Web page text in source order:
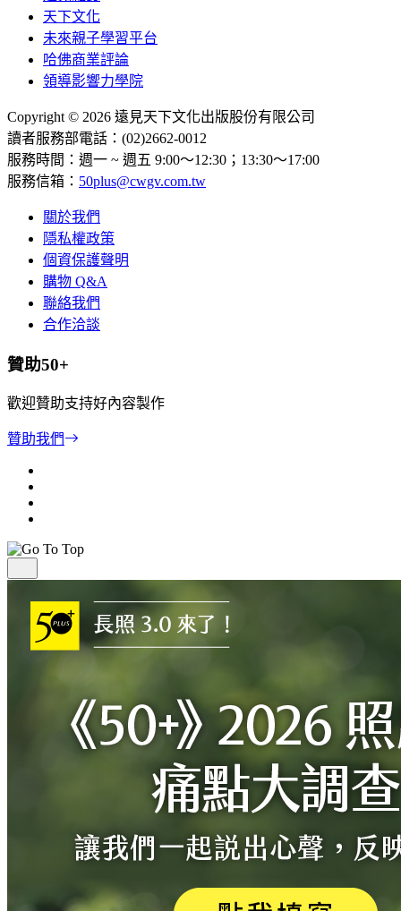
天下文化
未來親子學習平台
哈佛商業評論
領導影響力學院
Copyright © 2026 遠見天下文化出版股份有限公司
讀者服務部電話：(02)2662-0012
服務時間：週一 ~ 週五 9:00～12:30；13:30～17:00
服務信箱： 50plus@cwgv.com.tw
關於我們
隱私權政策
個資保護聲明
購物 Q&A
聯絡我們
合作洽談
贊助50+
歡迎贊助支持好內容製作
贊助我們